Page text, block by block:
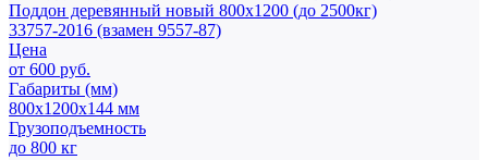
Поддон деревянный новый 800х1200 (до 2500кг)
33757-2016 (взамен 9557-87)
Цена
от 600 руб.
Габариты (мм)
800х1200х144 мм
Грузоподъемность
до 800 кг